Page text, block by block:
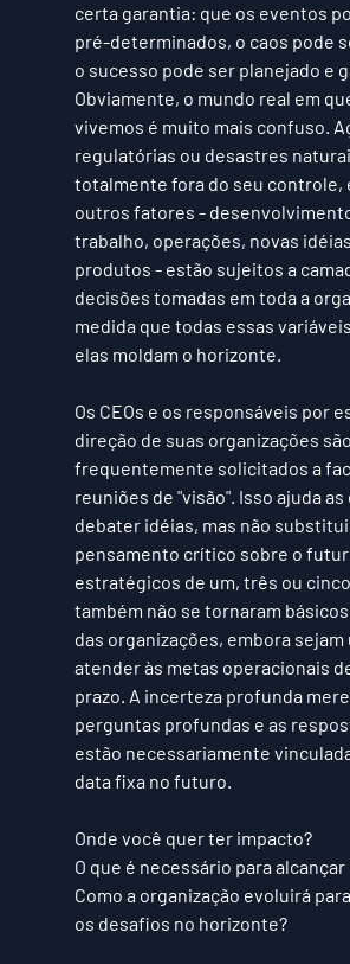
certa garantia: que os eventos
pré-determinados, o caos pode
o sucesso pode ser planejado e
Obviamente, o mundo real em
vivemos é muito mais confuso.
regulatórias ou desastres
totalmente fora do seu controle,
outros fatores -
trabalho, operações, novas
produtos - estão sujeitos a
decisões tomadas em toda a
medida que todas essas
elas moldam o horizonte.
Os CEOs e os responsáveis por
direção de suas organizações são
frequentemente solicitados a
reuniões de "visão". Isso ajuda
debater idéias, mas não
pensamento crítico sobre o
estratégicos de um, três ou
também não se tornaram
das organizações, embora
atender às metas operacionais
prazo. A incerteza profunda
perguntas profundas e as
estão necessariamente
data fixa no futuro.
Onde você quer ter impacto?
O que é necessário para
Como a organização evoluirá
os desafios no horizonte?